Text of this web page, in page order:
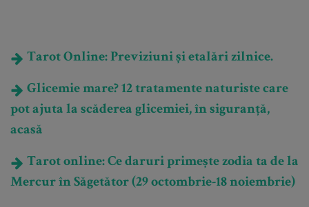
Tarot Online: Previziuni și etalări zilnice.
Glicemie mare? 12 tratamente naturiste care
pot ajuta la scăderea glicemiei, în siguranță,
acasă
Tarot online: Ce daruri primește zodia ta de la
Mercur în Săgetător (29 octombrie-18 noiembrie)